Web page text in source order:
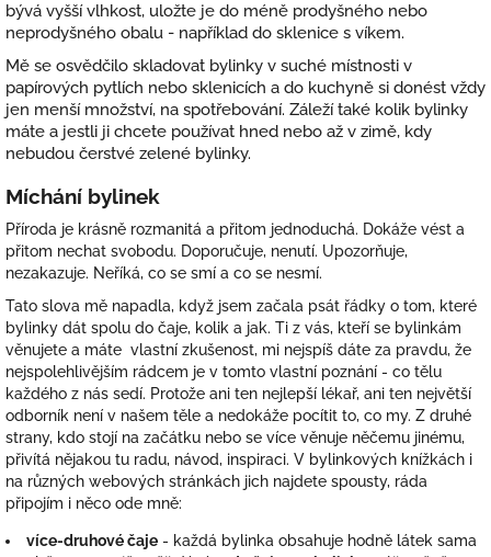
bývá vyšší vlhkost, uložte je do méně prodyšného nebo
neprodyšného obalu - například do sklenice s víkem.
Mě se osvědčilo skladovat bylinky v suché místnosti v
papírových pytlích nebo sklenicích a do kuchyně si donést vždy
jen menší množství, na spotřebování. Záleží také kolik bylinky
máte a jestli ji chcete používat hned nebo až v zimě, kdy
nebudou čerstvé zelené bylinky.
Míchání bylinek
Příroda je krásně rozmanitá a přitom jednoduchá. Dokáže vést a
přitom nechat svobodu. Doporučuje, nenutí. Upozorňuje,
nezakazuje. Neříká, co se smí a co se nesmí.
Tato slova mě napadla, když jsem začala psát řádky o tom, které
bylinky dát spolu do čaje, kolik a jak. Ti z vás, kteří se bylinkám
věnujete a máte vlastní zkušenost, mi nejspíš dáte za pravdu, že
nejspolehlivějším rádcem je v tomto vlastní poznání - co tělu
každého z nás sedí. Protože ani ten nejlepší lékař, ani ten největší
odborník není v našem těle a nedokáže pocítit to, co my. Z druhé
strany, kdo stojí na začátku nebo se více věnuje něčemu jinému,
přivítá nějakou tu radu, návod, inspiraci. V bylinkových knížkách i
na různých webových stránkách jich najdete spousty, ráda
připojím i něco ode mně:
více-druhové čaje - každá bylinka obsahuje hodně látek sama